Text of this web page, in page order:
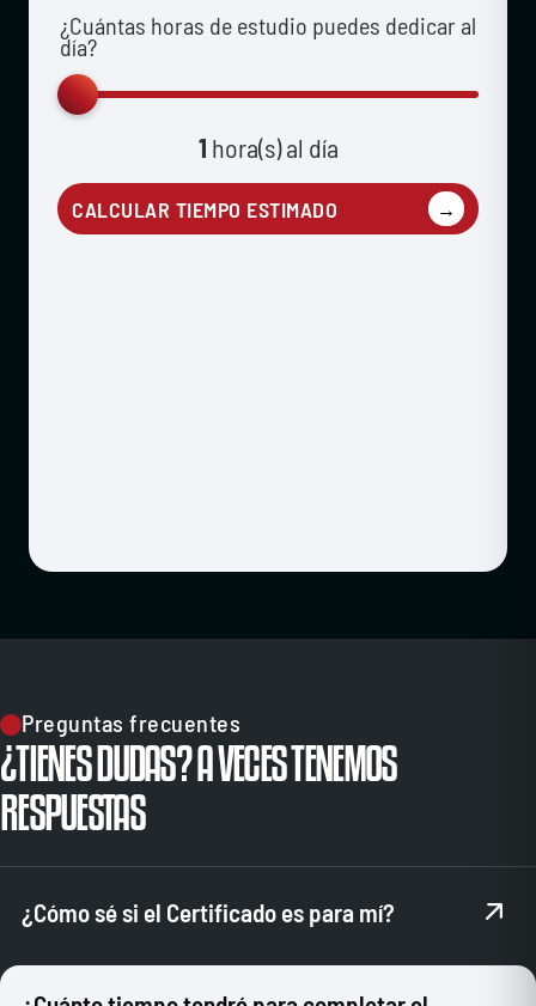
¿Cuántas horas de estudio puedes dedicar al
día?
1 hora(s) al día
CALCULAR TIEMPO ESTIMADO →
Preguntas frecuentes
¿TIENES DUDAS? A VECES TENEMOS
RESPUESTAS
¿Cómo sé si el Certificado es para mí?
Puedes ponerte en contacto con nuestro equipo de admisión
de alumnos para que te orienten. Una vez conozcan tu caso,